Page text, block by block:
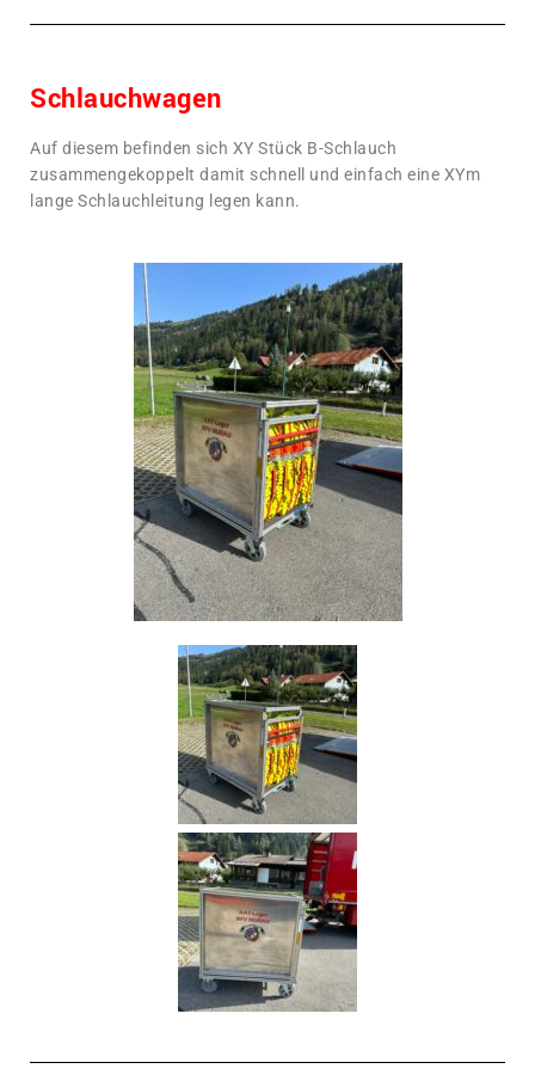
Schlauchwagen
Auf diesem befinden sich XY Stück B-Schlauch
zusammengekoppelt damit schnell und einfach eine XYm
lange Schlauchleitung legen kann.